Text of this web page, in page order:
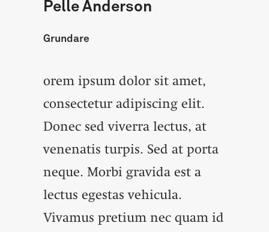
Pelle Anderson
Grundare
orem ipsum dolor sit amet,
consectetur adipiscing elit.
Donec sed viverra lectus, at
venenatis turpis. Sed at porta
neque. Morbi gravida est a
lectus egestas vehicula.
Vivamus pretium nec quam id